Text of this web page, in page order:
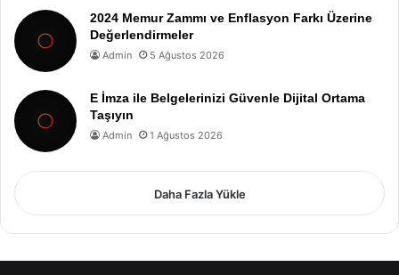
2024 Memur Zammı ve Enflasyon Farkı Üzerine
Değerlendirmeler
Admin 5 Ağustos 2026
E İmza ile Belgelerinizi Güvenle Dijital Ortama
Taşıyın
Admin 1 Ağustos 2026
Daha Fazla Yükle